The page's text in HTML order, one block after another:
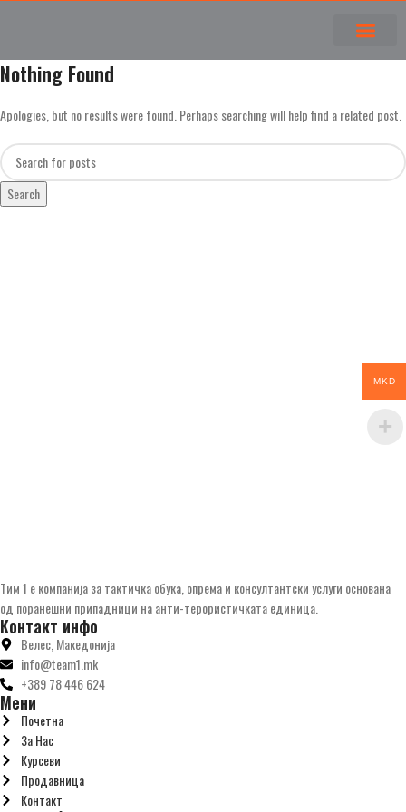
Nothing Found
Apologies, but no results were found. Perhaps searching will help find a related post.
Search
Tим 1 е компанија за тактичка обука, опрема и консултантски услуги основана
од поранешни припадници на анти-терористичката единица.
Контакт инфо
Велес, Македонија
info@team1.mk
+389 78 446 624
Мени
Почетна
За Нас
Курсеви
Продавница
Контакт
MKD